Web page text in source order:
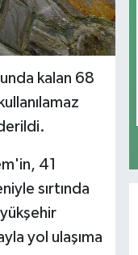
kalan 68
41
sırtında
yol ulaşıma